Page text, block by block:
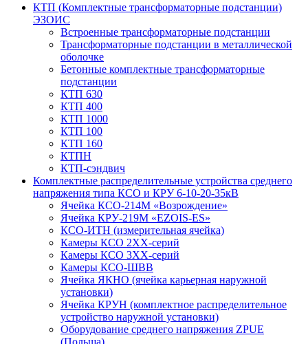
КТП (Комплектные трансформаторные подстанции)
ЭЗОИС
Встроенные трансформаторные подстанции
Трансформаторные подстанции в металлической
оболочке
Бетонные комплектные трансформаторные
подстанции
КТП 630
КТП 400
КТП 1000
КТП 100
КТП 160
КТПН
КТП-сэндвич
Комплектные распределительные устройства среднего
напряжения типа КСО и КРУ 6-10-20-35кВ
Ячейка КСО-214М «Возрождение»
Ячейка КРУ-219М «EZOIS-ES»
КСО-ИТН (измерительная ячейка)
Камеры КСО 2ХХ-серий
Камеры КСО 3ХХ-серий
Камеры КСО-ШВВ
Ячейка ЯКНО (ячейка карьерная наружной
установки)
Ячейка КРУН (комплектное распределительное
устройство наружной установки)
Оборудование среднего напряжения ZPUE
(Польша)